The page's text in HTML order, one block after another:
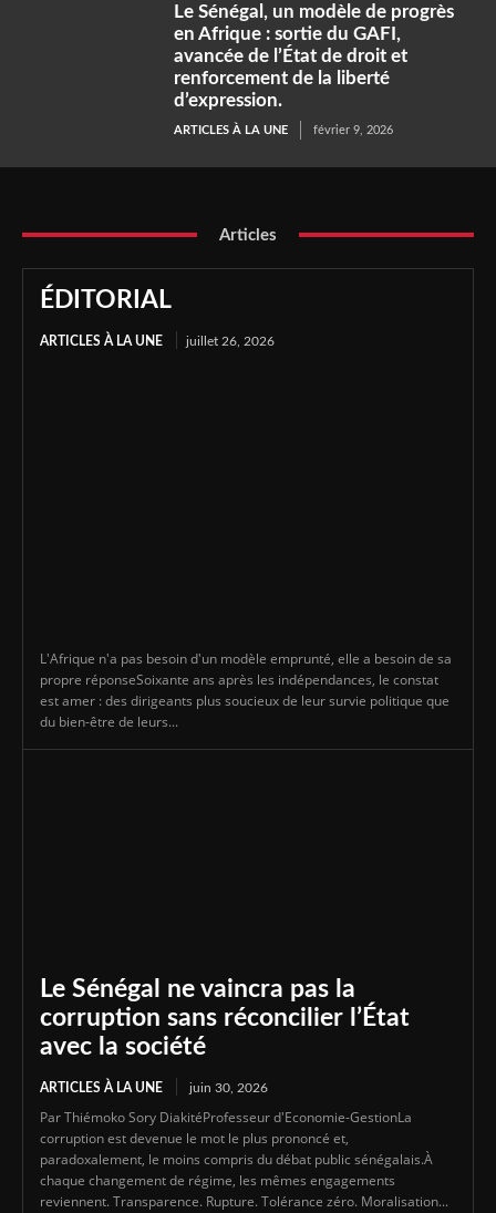
Le Sénégal, un modèle de progrès
en Afrique : sortie du GAFI,
avancée de l’État de droit et
renforcement de la liberté
d’expression.
ARTICLES À LA UNE février 9, 2026
Articles
ÉDITORIAL
ARTICLES À LA UNE juillet 26, 2026
L'Afrique n'a pas besoin d'un modèle emprunté, elle a besoin de sa
propre réponseSoixante ans après les indépendances, le constat
est amer : des dirigeants plus soucieux de leur survie politique que
du bien-être de leurs...
Le Sénégal ne vaincra pas la
corruption sans réconcilier l’État
avec la société
ARTICLES À LA UNE juin 30, 2026
Par Thiémoko Sory DiakitéProfesseur d'Economie-GestionLa
corruption est devenue le mot le plus prononcé et,
paradoxalement, le moins compris du débat public sénégalais.À
chaque changement de régime, les mêmes engagements
reviennent. Transparence. Rupture. Tolérance zéro. Moralisation...